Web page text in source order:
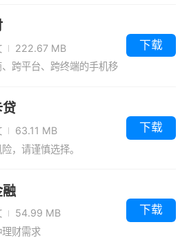
222.67 MB
跨平台、跨终端的手机移
下载
63.11 MB
，请谨慎选择。
下载
54.99 MB
财需求
下载